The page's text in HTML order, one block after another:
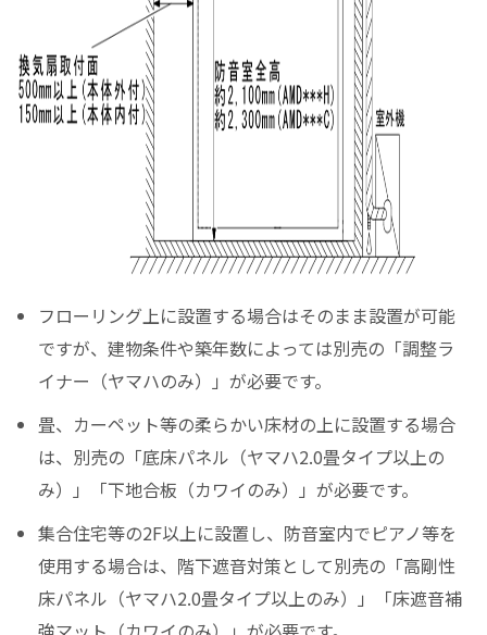
フローリング上に設置する場合はそのまま設置が可能
ですが、建物条件や築年数によっては別売の「調整ラ
イナー（ヤマハのみ）」が必要です。
畳、カーペット等の柔らかい床材の上に設置する場合
は、別売の「底床パネル（ヤマハ2.0畳タイプ以上の
み）」「下地合板（カワイのみ）」が必要です。
集合住宅等の2F以上に設置し、防音室内でピアノ等を
使用する場合は、階下遮音対策として別売の「高剛性
床パネル（ヤマハ2.0畳タイプ以上のみ）」「床遮音補